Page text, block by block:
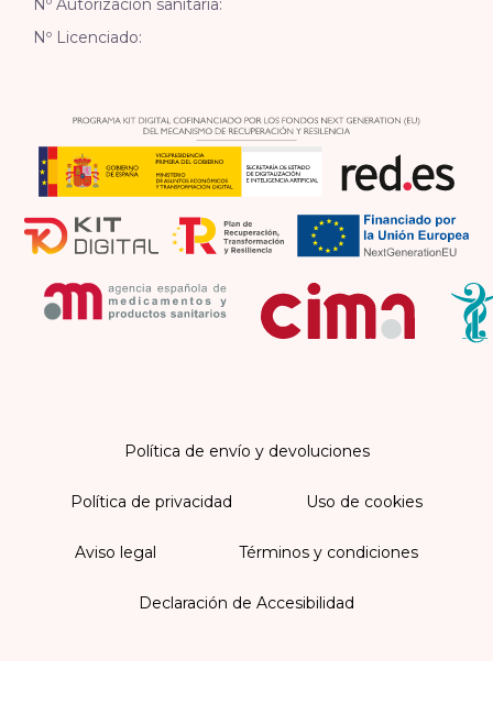
Nº Autorización sanitaria:
Nº Licenciado:
Política de envío y devoluciones
Política de privacidad Uso de cookies
Aviso legal Términos y condiciones
Declaración de Accesibilidad